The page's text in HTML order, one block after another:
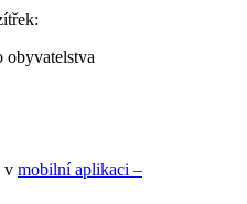
obyvatelstva
v mobilní aplikaci –